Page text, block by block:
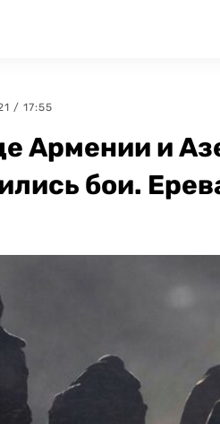
/ 17:55
Армении и
бои.